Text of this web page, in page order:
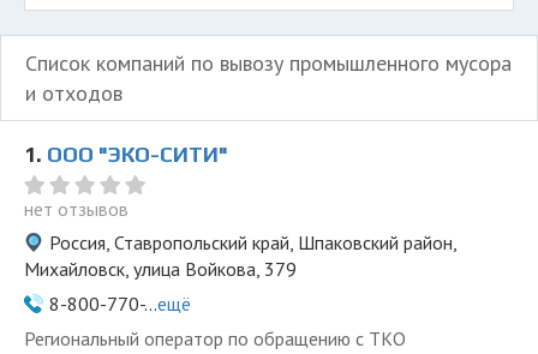
Список компаний по вывозу промышленного мусора
и отходов
1. ООО "ЭКО-СИТИ"
нет отзывов
Россия, Ставропольский край, Шпаковский район,
Михайловск, улица Войкова, 379
8-800-770-...ещё
Региональный оператор по обращению с ТКО